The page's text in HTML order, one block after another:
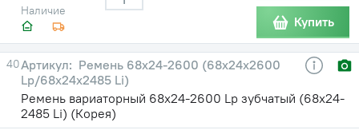
Наличие
Купить
40
Ремень 68х24-2600 (68х24х2600
Lp/68х24х2485 Li)
Ремень вариаторный 68х24-2600 Lp зубчатый (68х24-
2485 Li) (Корея)